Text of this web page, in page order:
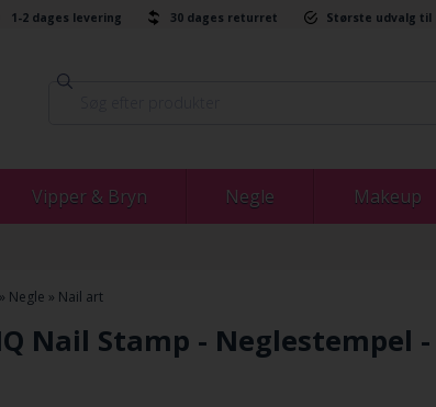
1-2 dages levering 30 dages returret Største udvalg til
Vipper & Bryn Negle Makeup
» Negle » Nail art
Nail Stamp -